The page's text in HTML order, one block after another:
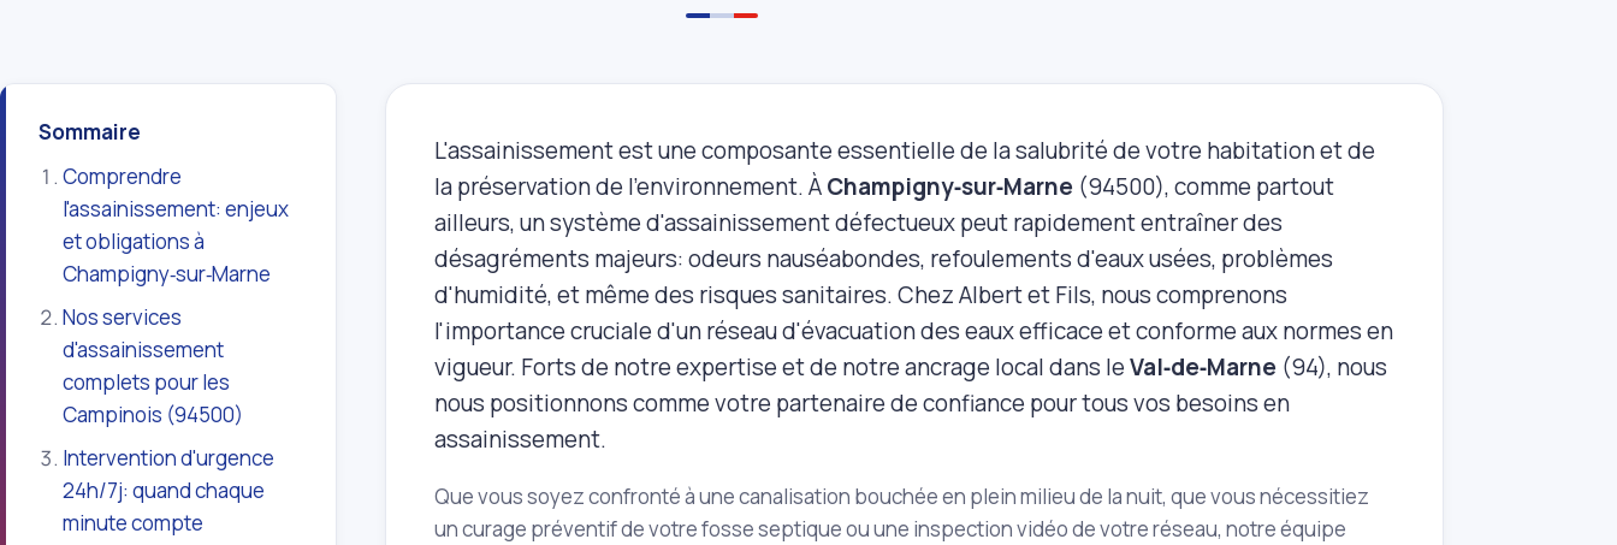
Sommaire
Comprendre
l'assainissement: enjeux
et obligations à
Champigny‑sur‑Marne
Nos services
d'assainissement
complets pour les
Campinois (94500)
Intervention d'urgence
24h/7j: quand chaque
minute compte
L'assainissement est une composante essentielle de la salubrité de votre habitation et de
la préservation de l'environnement. ÀChampigny‑sur‑Marne (94500), comme partout
ailleurs, un système d'assainissement défectueux peut rapidement entraîner des
désagréments majeurs: odeurs nauséabondes, refoulements d'eaux usées, problèmes
d'humidité, et même des risques sanitaires. Chez Albert et Fils, nous comprenons
l'importance cruciale d'un réseau d'évacuation des eaux efficace et conforme aux normes en
vigueur. Forts de notre expertise et de notre ancrage local dans leVal‑de‑Marne (94), nous
nous positionnons comme votre partenaire de confiance pour tous vos besoins en
assainissement.
Que vous soyez confronté à une canalisation bouchée en plein milieu de la nuit, que vous nécessitiez
un curage préventif de votre fosse septique ou une inspection vidéo de votre réseau, notre équipe